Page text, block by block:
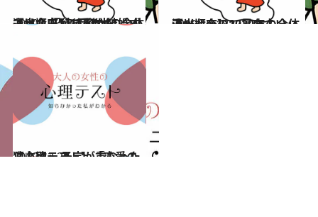
2020.1.9
【水瓶座】1月後半の全体運は？ 招待された結婚式で出会いがあるかも
占い 2019.12.18
流光七奈の12星座占い 【水瓶座】2020年の全体運
占い
2019.12.20
【心理テスト】「恋愛の独占欲」 予定が重なったら？
占い